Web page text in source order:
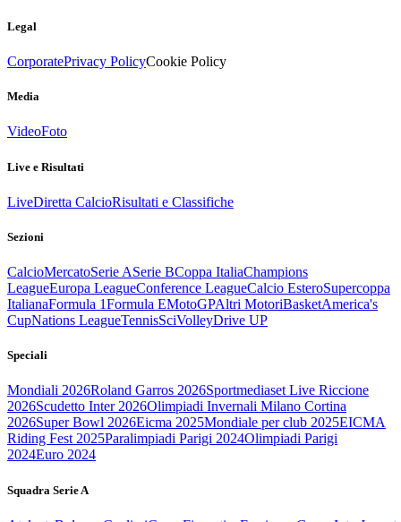
Legal
CorporatePrivacy PolicyCookie Policy
Media
VideoFoto
Live e Risultati
LiveDiretta CalcioRisultati e Classifiche
Sezioni
CalcioMercatoSerie ASerie BCoppa ItaliaChampions
LeagueEuropa LeagueConference LeagueCalcio EsteroSupercoppa
ItalianaFormula 1Formula EMotoGPAltri MotoriBasketAmerica's
CupNations LeagueTennisSciVolleyDrive UP
Speciali
Mondiali 2026Roland Garros 2026Sportmediaset Live Riccione
2026Scudetto Inter 2026Olimpiadi Invernali Milano Cortina
2026Super Bowl 2026Eicma 2025Mondiale per club 2025EICMA
Riding Fest 2025Paralimpiadi Parigi 2024Olimpiadi Parigi
2024Euro 2024
Squadra Serie A